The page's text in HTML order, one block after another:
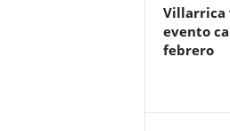
Villarrica
evento
febrero